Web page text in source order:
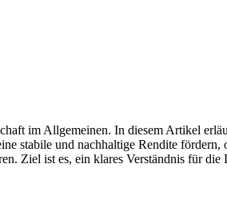
im Allgemeinen. In diesem Artikel
stabile und nachhaltige Rendite fördern,
Ziel ist es, ein klares Verständnis für